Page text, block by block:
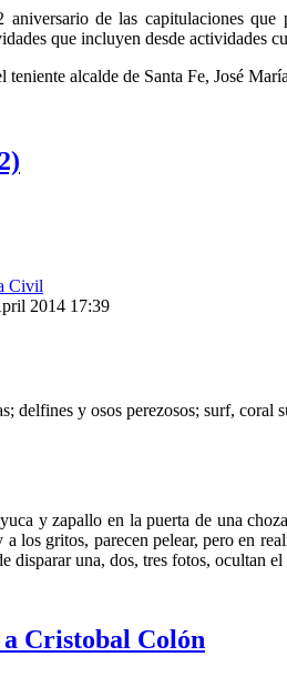
aniversario de las capitulaciones
que incluyen desde actividades
teniente alcalde de Santa Fe, José
Civil
2014 17:39
delfines y osos perezosos; surf, coral
y zapallo en la puerta de una
los gritos, parecen pelear, pero en
disparar una, dos, tres fotos, ocultan
Cristobal Colón